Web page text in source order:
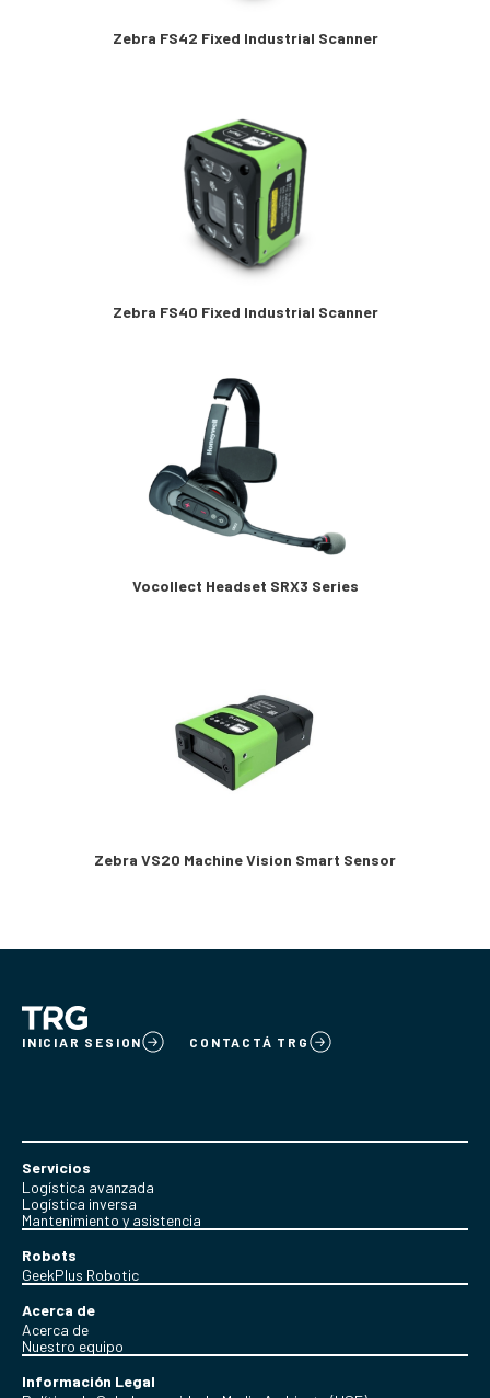
Zebra FS42 Fixed Industrial Scanner
Zebra FS40 Fixed Industrial Scanner
Vocollect Headset SRX3 Series
Zebra VS20 Machine Vision Smart Sensor
INICIAR SESION CONTACTÁ TRG
Servicios
Logística avanzada
Logística inversa
Mantenimiento y asistencia
Robots
GeekPlus Robotic
Acerca de
Acerca de
Nuestro equipo
Información Legal